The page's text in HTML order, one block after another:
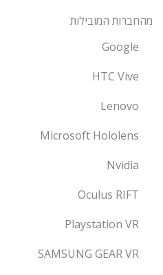
מהחברות המובילות
Google
HTC Vive
Lenovo
Microsoft Hololens
Nvidia
Oculus RIFT
Playstation VR
SAMSUNG GEAR VR